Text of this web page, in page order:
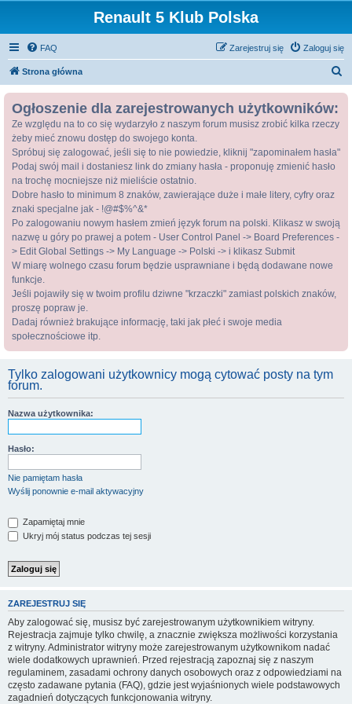
Renault 5 Klub Polska
FAQ Zaloguj się
Zarejestruj się
Strona główna
Ogłoszenie dla zarejestrowanych użytkowników:
Ze względu na to co się wydarzyło z naszym forum musisz zrobić kilka rzeczy
żeby mieć znowu dostęp do swojego konta.
Spróbuj się zalogować, jeśli się to nie powiedzie, kliknij "zapominałem hasła"
Podaj swój mail i dostaniesz link do zmiany hasła - proponuję zmienić hasło
na trochę mocniejsze niż mieliście ostatnio.
Dobre hasło to minimum 8 znaków, zawierające duże i małe litery, cyfry oraz
znaki specjalne jak - !@#$%^&*
Po zalogowaniu nowym hasłem zmień język forum na polski. Klikasz w swoją
nazwę u góry po prawej a potem - User Control Panel -> Board Preferences -
> Edit Global Settings -> My Language -> Polski -> i klikasz Submit
W miarę wolnego czasu forum będzie usprawniane i będą dodawane nowe
funkcje.
Jeśli pojawiły się w twoim profilu dziwne "krzaczki" zamiast polskich znaków,
proszę popraw je.
Dadaj również brakujące informację, taki jak płeć i swoje media
społecznościowe itp.
Tylko zalogowani użytkownicy mogą cytować posty na tym
forum.
Nazwa użytkownika:
Hasło:
Nie pamiętam hasła
Wyślij ponownie e-mail aktywacyjny
Zapamiętaj mnie
Ukryj mój status podczas tej sesji
ZAREJESTRUJ SIĘ
Aby zalogować się, musisz być zarejestrowanym użytkownikiem witryny.
Rejestracja zajmuje tylko chwilę, a znacznie zwiększa możliwości korzystania
z witryny. Administrator witryny może zarejestrowanym użytkownikom nadać
wiele dodatkowych uprawnień. Przed rejestracją zapoznaj się z naszym
regulaminem, zasadami ochrony danych osobowych oraz z odpowiedziami na
często zadawane pytania (FAQ), gdzie jest wyjaśnionych wiele podstawowych
zagadnień dotyczących funkcjonowania witryny.